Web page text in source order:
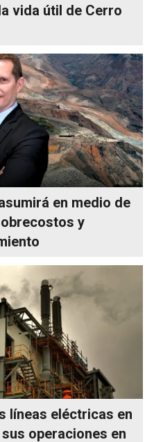
vida útil de Cerro
en medio de
y
líneas eléctricas en
operaciones en